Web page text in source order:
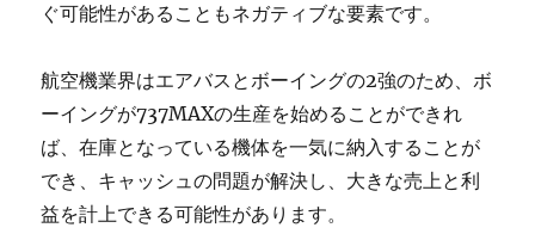
ぐ可能性があることもネガティブな要素です。
航空機業界はエアバスとボーイングの2強のため、ボ
ーイングが737MAXの生産を始めることができれ
ば、在庫となっている機体を一気に納入することが
でき、キャッシュの問題が解決し、大きな売上と利
益を計上できる可能性があります。